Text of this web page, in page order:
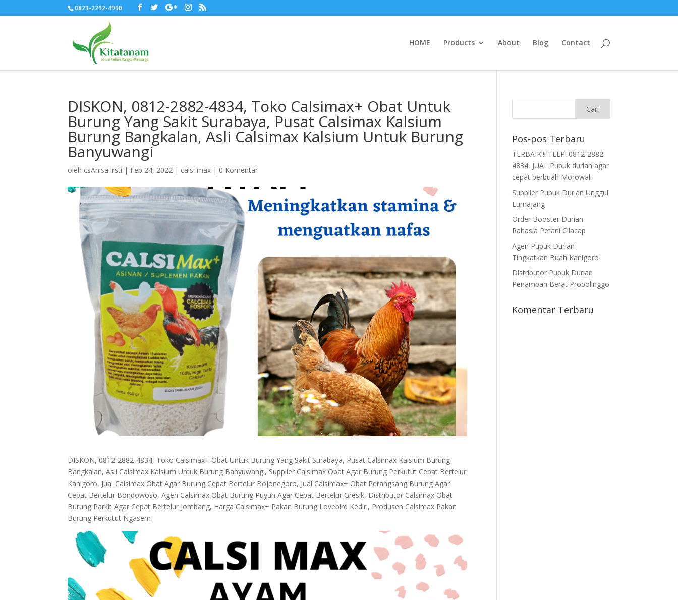
0823-2292-4990
HOME Products About Blog Contact
DISKON, 0812-2882-4834, Toko Calsimax+ Obat Untuk
Burung Yang Sakit Surabaya, Pusat Calsimax Kalsium
Burung Bangkalan, Asli Calsimax Kalsium Untuk Burung
Banyuwangi
oleh csAnisa lrsti | Feb 24, 2022 | calsi max | 0 Komentar
DISKON, 0812-2882-4834, Toko Calsimax+ Obat Untuk Burung Yang Sakit Surabaya, Pusat Calsimax Kalsium Burung
Bangkalan, Asli Calsimax Kalsium Untuk Burung Banyuwangi, Supplier Calsimax Obat Agar Burung Perkutut Cepat Bertelur
Kanigoro, Jual Calsimax Obat Agar Burung Cepat Bertelur Bojonegoro, Jual Calsimax+ Obat Perangsang Burung Agar
Cepat Bertelur Bondowoso, Agen Calsimax Obat Burung Puyuh Agar Cepat Bertelur Gresik, Distributor Calsimax Obat
Burung Parkit Agar Cepat Bertelur Jombang, Harga Calsimax+ Pakan Burung Lovebird Kediri, Produsen Calsimax Pakan
Burung Perkutut Ngasem
Pos-pos Terbaru
TERBAIK!!! TELP! 0812-2882-
4834, JUAL Pupuk durian agar
cepat berbuah Morowali
Supplier Pupuk Durian Unggul
Lumajang
Order Booster Durian
Rahasia Petani Cilacap
Agen Pupuk Durian
Tingkatkan Buah Kanigoro
Distributor Pupuk Durian
Penambah Berat Probolinggo
Komentar Terbaru